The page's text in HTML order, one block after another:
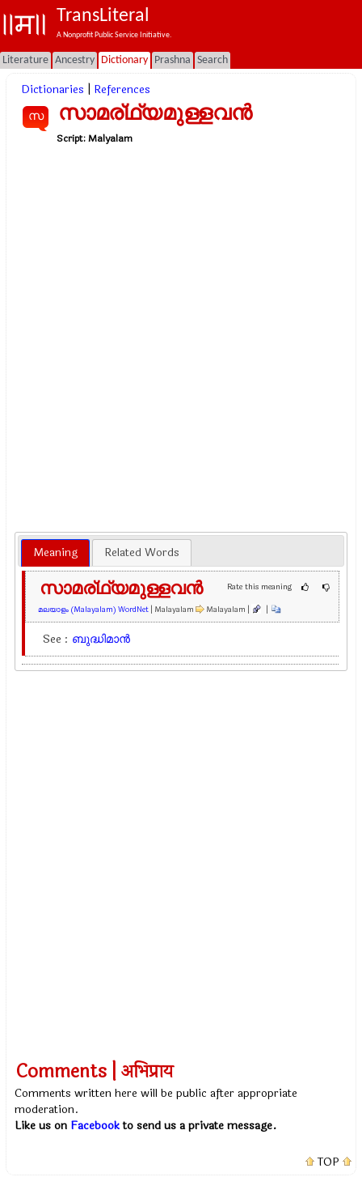
TransLiteral
A Nonprofit Public Service Initiative.
Literature Ancestry Dictionary Prashna Search
Dictionaries References
സ സാമര്ഥ്യമുള്ളവന്‍
Script:Malyalam
Meaning Related Words
Rate this meaning
സാമര്ഥ്യമുള്ളവന്‍
മലയാളം (Malayalam) WordNet | Malayalam Malayalam | |
See : ബുദ്ധിമാന്‍
Comments | अभिप्राय
Comments written here will be public after appropriate
moderation.
Like us on Facebookto send us a private message.
TOP